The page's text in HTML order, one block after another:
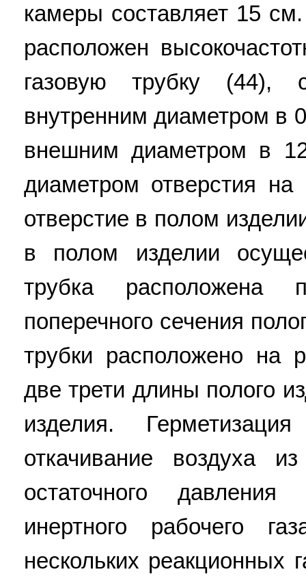
камеры составляет 15
расположен
газовую трубку
внутренним диаметром в
внешним диаметром в
диаметром отверстия
отверстие в полом
в полом изделии
трубка расположена
поперечного сечения
трубки расположено на
две трети длины полого
изделия.
откачивание воздуха
остаточного
инертного рабочего
нескольких реакционных